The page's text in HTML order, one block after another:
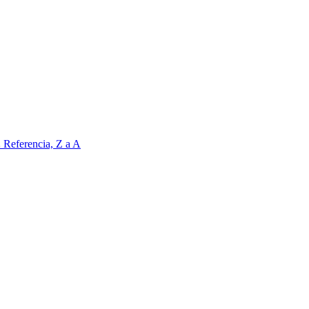
Referencia, Z a A